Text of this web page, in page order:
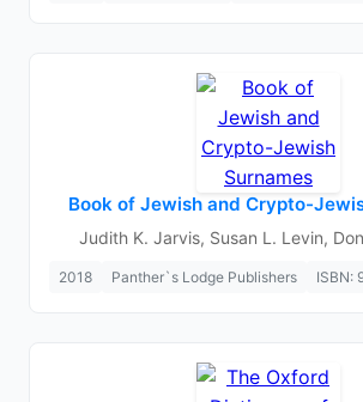
Book of Jewish and Crypto-
Judith K. Jarvis, Susan L. Levin,
2018 Panther`s Lodge Publishers ISBN: